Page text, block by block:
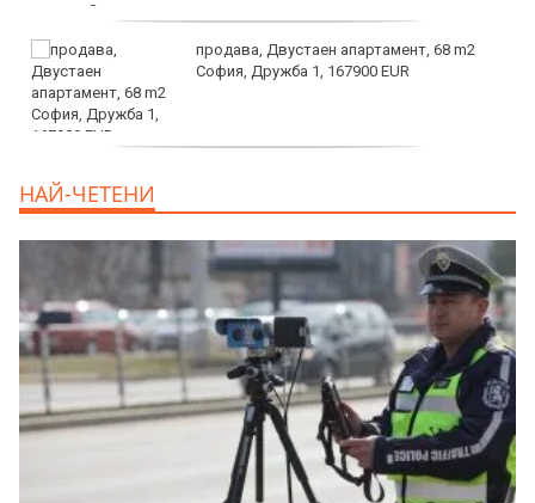
продава, Двустаен апартамент, 68 m2
София, Дружба 1, 167900 EUR
НАЙ-ЧЕТЕНИ